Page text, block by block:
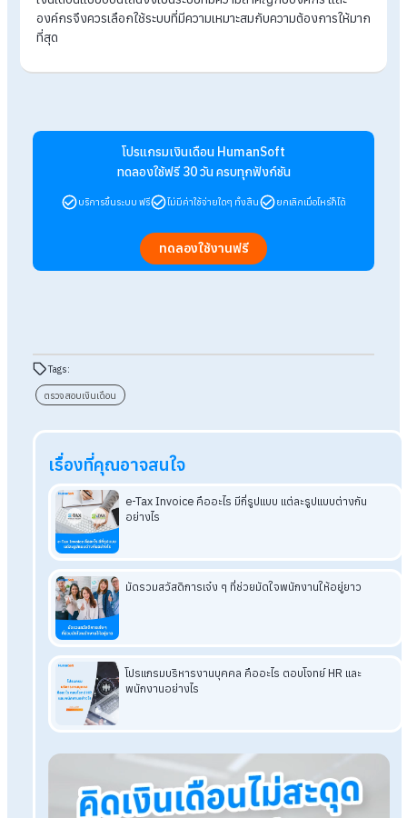
เข้าถึงข้อมูลย้อนหลัง
: พนักงานสามารถย้อนดูข้อมูลเงินเดื
เกี่ยวข้อง เช่น ข้อมูลการลา ประวัติการทำงาน ฯลฯ
สำหรับองค์กร
ประหยัดเวลาและค่าใช้จ่าย: ลดเวลาและค่าใช้จ่ายในการจัด
เตรียมและจัดส่งสลิปเงินเดือนแบบกระดาษ
เพิ่มประสิทธิภาพการทำงาน : ช่วยให้ฝ่ายบุคคลสามารถทำง
ได้อย่างมีประสิทธิภาพมากขึ้น
ลดข้อผิดพลาด
: ช่วยลดข้อผิดพลาดในการคำนวณและจ่ายเ
องค์กรที่ทันสมัย
สรุปทำไมองค์กรจึงควรใช้ระบบตรวจสอ
เงินเดือนออนไลน์
การใช้ระบบตรวจสอบเงินเดือนออนไลน์ มีประโยชน์ทั้งต่อพนักงาน
และบริษัท พนักงานสามารถตรวจสอบข้อมูลเงินเดือนของตนเองไ
สะดวก รวดเร็ว และปลอดภัย ทางด้านองค์กรก็สามารถประหยัดเว
ประหยัดค่าใช้จ่าย และเพิ่มประสิทธิภาพการทำงาน ลดข้อผิดพลา
ทั้งยังรักษาความลับของข้อมูลได้อีกด้วย ดังนั้นระบบการตรวจสอ
เงินเดือนแบบออนไลน์จึงเป็นระบบที่มีความสำคัญกับองค์กร และ
องค์กรจึงควรเลือกใช้ระบบที่มีความเหมาะสมกับความต้องการให้
ที่สุด
โปรแกรมเงินเดือน HumanSoft